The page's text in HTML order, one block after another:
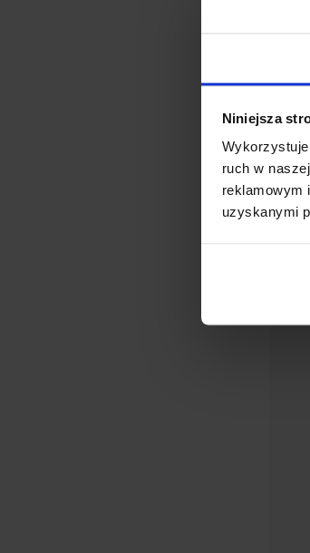
Niniejsza
ruch w
reklamowym
uzyskanymi